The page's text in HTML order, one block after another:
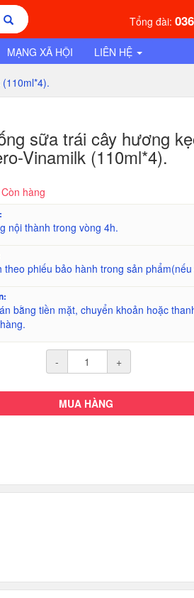
Tổng đài:
MẠNG XÃ HỘI LIÊN HỆ
sữa trái cây hương
Vinamilk (110ml*4).
Còn hàng
nội thành trong vòng 4h.
theo phiếu bảo hành trong sản phẩm(nếu
bằng tiền mặt, chuyển khoản hoặc
- +
MUA HÀNG